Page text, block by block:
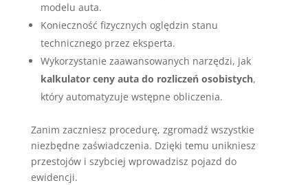
modelu auta.
Konieczność fizycznych oględzin stanu
technicznego przez eksperta.
Wykorzystanie zaawansowanych narzędzi, jak
kalkulator ceny auta do rozliczeń osobistych,
który automatyzuje wstępne obliczenia.
Zanim zaczniesz procedurę, zgromadź wszystkie
niezbędne zaświadczenia. Dzięki temu unikniesz
przestojów i szybciej wprowadzisz pojazd do
ewidencji.